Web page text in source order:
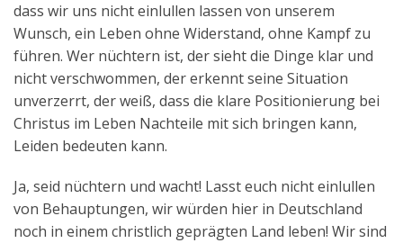
dass wir uns nicht einlullen lassen von unserem
Wunsch, ein Leben ohne Widerstand, ohne Kampf zu
führen. Wer nüchtern ist, der sieht die Dinge klar und
nicht verschwommen, der erkennt seine Situation
unverzerrt, der weiß, dass die klare Positionierung bei
Christus im Leben Nachteile mit sich bringen kann,
Leiden bedeuten kann.
Ja, seid nüchtern und wacht! Lasst euch nicht einlullen
von Behauptungen, wir würden hier in Deutschland
noch in einem christlich geprägten Land leben! Wir sind